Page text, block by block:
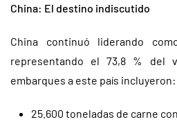
China: El destino indiscutido
China continuó liderando
representando el 73,8 % del
embarques a este país incluyeron:
25.600 toneladas de carne